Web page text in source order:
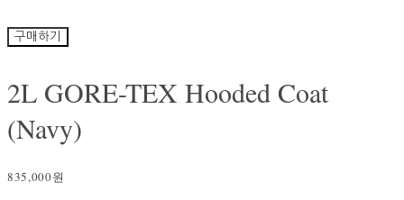
구매하기
2L GORE-TEX Hooded Coat
(Navy)
835,000원